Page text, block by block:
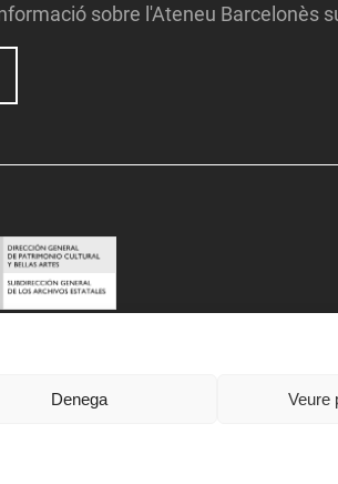
Denega Veure
sobre l'Ateneu Barcelonès